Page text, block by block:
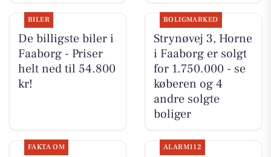
BILER
De billigste biler i
Faaborg - Priser
helt ned til 54.800
kr!
BOLIGMARKED
Strynøvej 3, Horne
i Faaborg er solgt
for 1.750.000 - se
køberen og 4
andre solgte
boliger
FAKTA OM ALARM112